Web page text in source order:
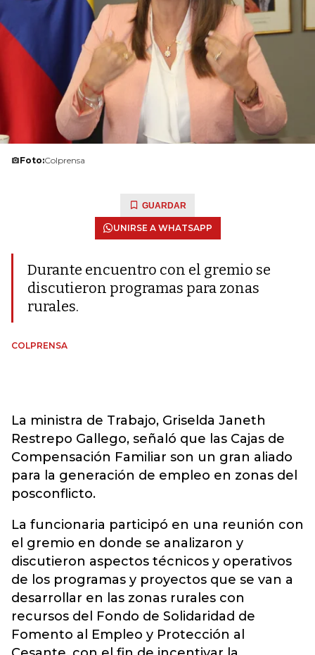
Foto:Colprensa
GUARDAR
UNIRSE A WHATSAPP
Durante encuentro con el gremio se
discutieron programas para zonas
rurales.
COLPRENSA
La ministra de Trabajo, Griselda Janeth
Restrepo Gallego, señaló que las Cajas de
Compensación Familiar son un gran aliado
para la generación de empleo en zonas del
posconflicto.
La funcionaria participó en una reunión con
el gremio en donde se analizaron y
discutieron aspectos técnicos y operativos
de los programas y proyectos que se van a
desarrollar en las zonas rurales con
recursos del Fondo de Solidaridad de
Fomento al Empleo y Protección al